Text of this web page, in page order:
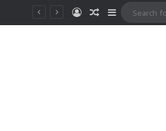
MasukRandom Article
Sidebar